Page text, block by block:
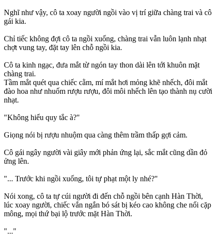
Nghĩ như vậy, cô ta xoay người ngồi vào vị trí giữa chàng trai và cô
gái kia.
Chỉ tiếc không đợi cô ta ngồi xuống, chàng trai vẫn luôn lạnh nhạt
chợt vung tay, đặt tay lên chỗ ngồi kia.
Cô ta kinh ngạc, đưa mắt từ ngón tay thon dài lên tới khuôn mặt
chàng trai.
Tầm mắt quét qua chiếc cằm, mí mắt hơi mỏng khẽ nhếch, đôi mắt
đào hoa như nhuốm rượu rượu, đôi môi nhếch lên tạo thành nụ cười
nhạt.
"Không hiểu quy tắc à?"
Giọng nói bị rượu nhuộm qua càng thêm trầm thấp gợi cảm.
Cô gái ngây người vài giây mới phản ứng lại, sắc mắt cũng dần đỏ
ửng lên.
"... Trước khi ngồi xuống, tôi tự phạt một ly nhé?"
Nói xong, cô ta tự cúi người đi đến chỗ ngồi bên cạnh Hàn Thời,
lúc xoay người, chiếc vắn ngắn bó sát bị kéo cao không che nổi cặp
mông, mọi thứ bại lộ trước mặt Hàn Thời.
"..."